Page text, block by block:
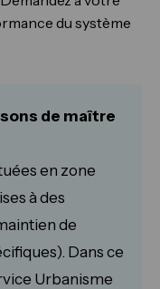
du système
de maître
en zone
à des
de
Dans ce
Urbanisme